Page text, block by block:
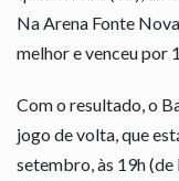
Na Arena Fonte
melhor e venceu por
Com o resultado, o
jogo de volta, que
setembro, às 19h